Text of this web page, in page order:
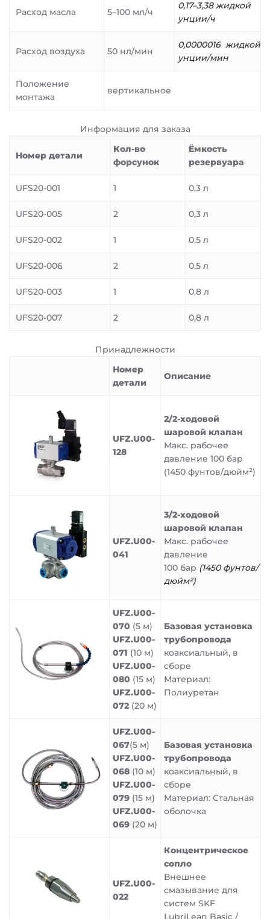
Расход масла 5–100 мл/ч
0,17–3,38 жидкой
унции/ч
Расход воздуха 50 нл/мин
0,0000016 жидкой
унции/мин
Положение
монтажа
вертикальное
Информация для заказа
Номер детали
Кол-во
форсунок
Ёмкость
резервуара
UFS20-001 1 0,3 л
UFS20-005 2 0,3 л
UFS20-002 1 0,5 л
UFS20-006 2 0,5 л
UFS20-003 1 0,8 л
UFS20-007 2 0,8 л
Принадлежности
Номер
детали
Описание
UFZ.U00-
128
2/2-ходовой
шаровой клапан
Макс. рабочее
давление 100 бар
(1450 фунтов/дюйм²)
UFZ.U00-
041
3/2-ходовой
шаровой клапан
Макс. рабочее
давление
100 бар (1450 фунтов/
дюйм²)
UFZ.U00-
070 (5 м)
UFZ.U00-
071 (10 м)
UFZ.U00-
080 (15 м)
UFZ.U00-
072 (20 м)
Базовая установка
трубопровода
коаксиальный, в
сборе
Материал:
Полиуретан
UFZ.U00-
067(5 м)
UFZ.U00-
068 (10 м)
UFZ.U00-
079 (15 м)
UFZ.U00-
069 (20 м)
Базовая установка
трубопровода
коаксиальный, в
сборе
Материал: Стальная
оболочка
UFZ.U00-
022
Концентрическое
сопло
Внешнее
смазывание для
систем SKF
LubriLean Basic /